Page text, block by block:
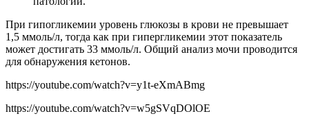
При гипогликемии уровень глюкозы в крови не превышает
1,5 ммоль/л, тогда как при гипергликемии этот показатель
может достигать 33 ммоль/л. Общий анализ мочи проводится
для обнаружения кетонов.
https://youtube.com/watch?v=y1t-eXmABmg
https://youtube.com/watch?v=w5gSVqDOlOE